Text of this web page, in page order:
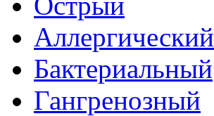
Аллергический
Бактериальный
Гангренозный